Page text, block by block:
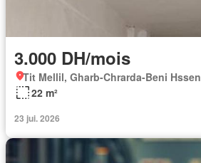
3.000 DH/mois
Tit Mellil, Gharb-Chrarda-Beni Hssen
22 m²
23 jui. 2026